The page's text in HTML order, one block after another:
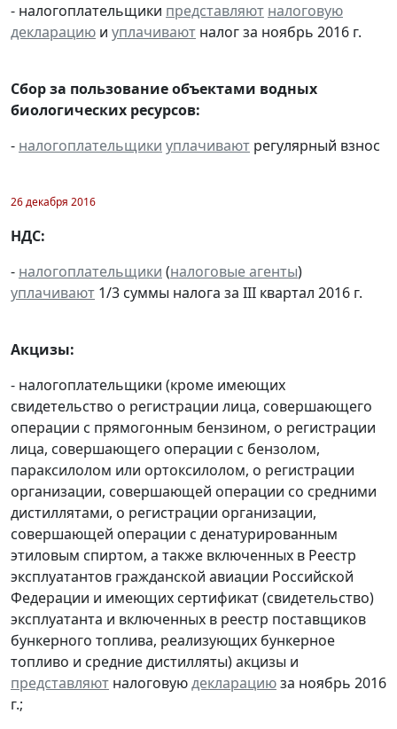
- налогоплательщики представляют налоговую
декларацию и уплачивают налог за ноябрь 2016 г.
Сбор за пользование объектами водных
биологических ресурсов:
- налогоплательщики уплачивают регулярный взнос
26 декабря 2016
НДС:
- налогоплательщики (налоговые агенты)
уплачивают 1/3 суммы налога за III квартал 2016 г.
Акцизы:
- налогоплательщики (кроме имеющих
свидетельство о регистрации лица, совершающего
операции с прямогонным бензином, о регистрации
лица, совершающего операции с бензолом,
параксилолом или ортоксилолом, о регистрации
организации, совершающей операции со средними
дистиллятами, о регистрации организации,
совершающей операции с денатурированным
этиловым спиртом, а также включенных в Реестр
эксплуатантов гражданской авиации Российской
Федерации и имеющих сертификат (свидетельство)
эксплуатанта и включенных в реестр поставщиков
бункерного топлива, реализующих бункерное
топливо и средние дистилляты) акцизы и
представляют налоговуюдекларациюза ноябрь 2016
г.;